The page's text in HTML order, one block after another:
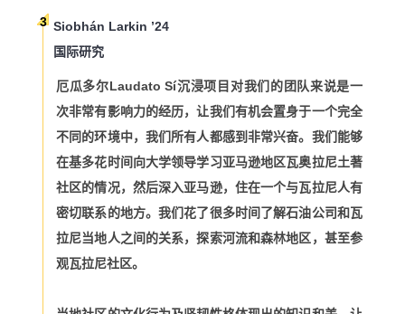
3 Siobhán Larkin ’24
国际研究
厄瓜多尔Laudato Sí沉浸项目对我们的团队来说是一
次非常有影响力的经历，让我们有机会置身于一个完全
不同的环境中，我们所有人都感到非常兴奋。我们能够
在基多花时间向大学领导学习亚马逊地区瓦奥拉尼土著
社区的情况，然后深入亚马逊，住在一个与瓦拉尼人有
密切联系的地方。我们花了很多时间了解石油公司和瓦
拉尼当地人之间的关系，探索河流和森林地区，甚至参
观瓦拉尼社区。